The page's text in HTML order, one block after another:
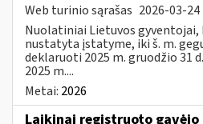
Web turinio sąrašas 2026-03-24
Nuolatiniai Lietuvos
nustatyta įstatyme, iki š. m.
deklaruoti 2025 m. gruodžio 31
2025 m....
Metai: 2026
Laikinai registruoto